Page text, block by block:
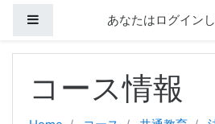
サイドパネルあなたはログイン
コース情報